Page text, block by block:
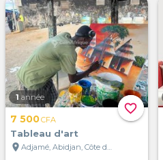
favorite_border
1 année
7 500CFA
Tableau d'art
location_on
Adjamé, Abidjan, Côte d'Ivoire